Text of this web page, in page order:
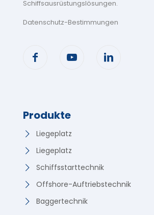
Schiffsausrüstungslösungen.
Datenschutz-Bestimmungen
Produkte
Liegeplatz
Liegeplatz
Schiffsstarttechnik
Offshore-Auftriebstechnik
Baggertechnik